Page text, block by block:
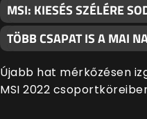
MSI: KIESÉS SZÉLÉRE
TÖBB CSAPAT IS A MAI
Újabb hat mérkőzésen
MSI 2022